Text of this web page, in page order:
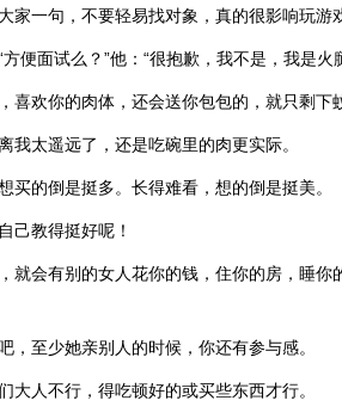
一句，不要轻易找对象，真的很影响玩游
便面试么？”他：“很抱歉，我不是，我是火
欢你的肉体，还会送你包包的，就只剩下
太遥远了，还是吃碗里的肉更实际。
的倒是挺多。长得难看，想的倒是挺美。
己教得挺好呢！
就会有别的女人花你的钱，住你的房，睡你
至少她亲别人的时候，你还有参与感。
人不行，得吃顿好的或买些东西才行。